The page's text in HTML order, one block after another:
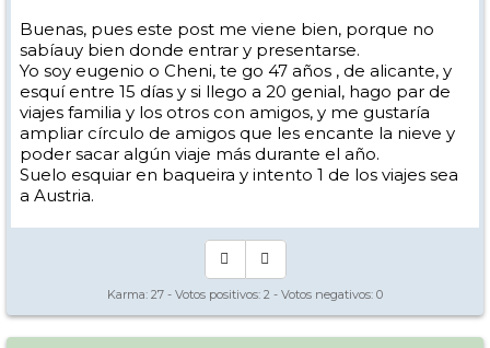
Buenas, pues este post me viene bien, porque no
sabíauy bien donde entrar y presentarse.
Yo soy eugenio o Cheni, te go 47 años , de alicante, y
esquí entre 15 días y si llego a 20 genial, hago par de
viajes familia y los otros con amigos, y me gustaría
ampliar círculo de amigos que les encante la nieve y
poder sacar algún viaje más durante el año.
Suelo esquiar en baqueira y intento 1 de los viajes sea
a Austria.
Karma: 27 - Votos positivos: 2 - Votos negativos: 0